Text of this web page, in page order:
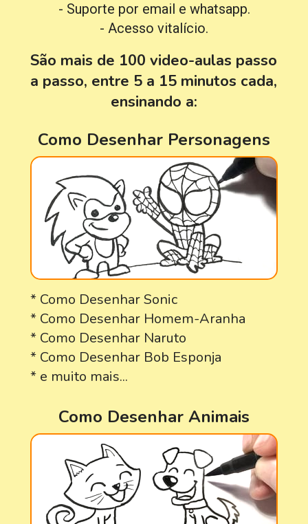
Como Desenhar Animais
São mais de 100 video-aulas passo
a passo, entre 5 a 15 minutos cada,
ensinando a:
- Suporte por email e whatsapp.
- Acesso vitalício.
Como Desenhar Personagens
* Como Desenhar Sonic
* Como Desenhar Homem-Aranha
* Como Desenhar Naruto
* Como Desenhar Bob Esponja
* e muito mais...